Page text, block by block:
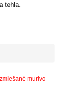
tehla.
zmiešané murivo